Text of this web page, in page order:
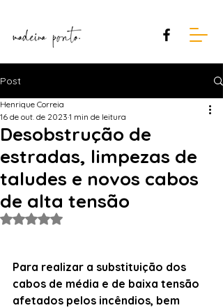
Post
Desobstrução de
estradas, limpezas de
taludes e novos cabos
de alta tensão
Henrique Correia
16 de out. de 2023 1 min de leitura
Avaliado com NaN de 5 estrelas.
Para realizar a substituição dos
cabos de média e de baixa tensão
afetados pelos incêndios, bem